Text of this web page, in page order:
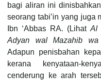
bagi aliran ini
seorang tabi’in yang juga
Ibn ‘Abbas RA. (Lihat Al
Adyan wal Mazahib wa
Adapun penisbahan
kerana kenyataan-
cenderung ke arah